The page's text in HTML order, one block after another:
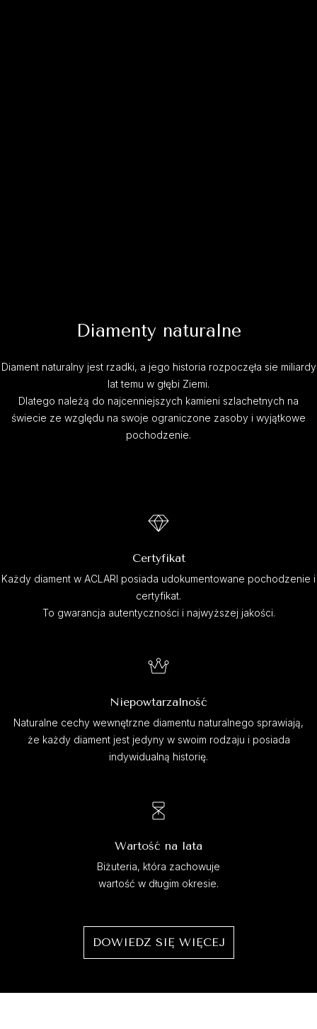
Diamenty naturalne
Diament naturalny jest rzadki, a jego historia rozpoczęła sie miliardy
lat temu w głębi Ziemi.
Dlatego należą do najcenniejszych kamieni szlachetnych na
świecie ze względu na swoje ograniczone zasoby i wyjątkowe
pochodzenie.
Certyfikat
Każdy diament w ACLARI posiada udokumentowane pochodzenie i
certyfikat.
To gwarancja autentyczności i najwyższej jakości.
Niepowtarzalność
Naturalne cechy wewnętrzne diamentu naturalnego sprawiają,
że każdy diament jest jedyny w swoim rodzaju i posiada
indywidualną historię.
Wartość na lata
Biżuteria, która zachowuje
wartość w długim okresie.
DOWIEDZ SIĘ WIĘCEJ